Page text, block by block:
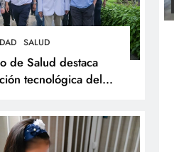
SALUD
de Salud destaca
tecnológica del
expansión del
Web Galen
NOVEDADES
San Marcos celebra
de creación artística